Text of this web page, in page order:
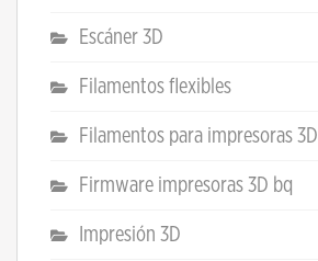
Escáner 3D
Filamentos flexibles
Filamentos para impresoras 3D
Firmware impresoras 3D bq
Impresión 3D